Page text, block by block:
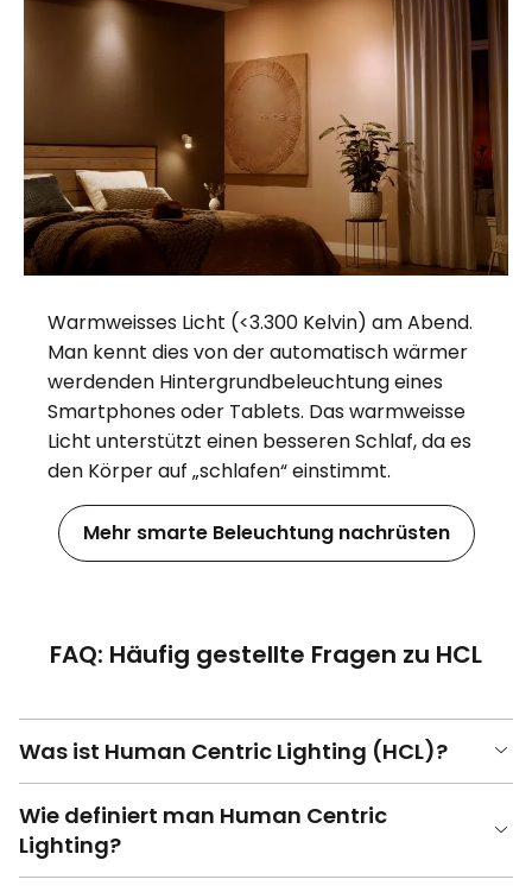
Warmweisses Licht (<3.300 Kelvin) am Abend.
Man kennt dies von der automatisch wärmer
werdenden Hintergrundbeleuchtung eines
Smartphones oder Tablets. Das warmweisse
Licht unterstützt einen besseren Schlaf, da es
den Körper auf „schlafen“ einstimmt.
Mehr smarte Beleuchtung nachrüsten
FAQ: Häufig gestellte Fragen zu HCL
Was ist Human Centric Lighting (HCL)?
Wie definiert man Human Centric
Lighting?